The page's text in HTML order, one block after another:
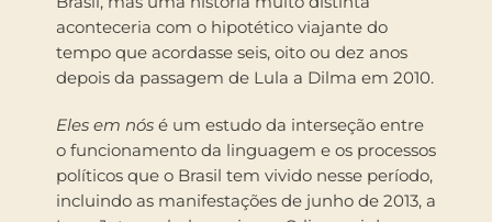
aconteceria com o hipotético viajante do
tempo que acordasse seis, oito ou dez anos
depois da passagem de Lula a Dilma em 2010.
Eles em nós é um estudo da interseção entre
o funcionamento da linguagem e os processos
políticos que o Brasil tem vivido nesse período,
incluindo as manifestações de junho de 2013, a